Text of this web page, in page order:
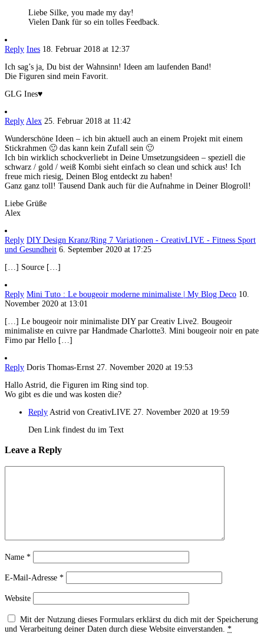
Liebe Silke, you made my day!
Vielen Dank für so ein tolles Feedback.
Reply Ines 18. Februar 2018 at 12:37
Ich sag’s ja, Du bist der Wahnsinn! Ideen am laufenden Band!
Die Figuren sind mein Favorit.
GLG Ines♥
Reply Alex 25. Februar 2018 at 11:42
Wunderschöne Ideen – ich bin aktuell auch an einem Projekt mit einem
Stickrahmen 🙂 das kann kein Zufall sein 🙂
Ich bin wirklich schockverliebt in Deine Umsetzungsideen – speziell die
schwarz / gold / weiß Kombi sieht einfach so clean und schick aus! Ich
freue mich riesig, Deinen Blog entdeckt zu haben!
Ganz ganz toll! Tausend Dank auch für die Aufnahme in Deiner Blogroll!
Liebe Grüße
Alex
Reply DIY Design Kranz/Ring 7 Variationen - CreativLIVE - Fitness Sport
und Gesundheit 6. September 2020 at 17:25
[…] Source […]
Reply Mini Tuto : Le bougeoir moderne minimaliste | My Blog Deco 10.
November 2020 at 13:01
[…] Le bougeoir noir minimaliste DIY par Creativ Live2. Bougeoir
minimaliste en cuivre par Handmade Charlotte3. Mini bougeoir noir en pate
Fimo par Hello […]
Reply Doris Thomas-Ernst 27. November 2020 at 19:53
Hallo Astrid, die Figuren im Ring sind top.
Wo gibt es die und was kosten die?
Reply Astrid von CreativLIVE 27. November 2020 at 19:59
Den Link findest du im Text
Leave a Reply
Name *
E-Mail-Adresse *
Website
Mit der Nutzung dieses Formulars erklärst du dich mit der Speicherung
und Verarbeitung deiner Daten durch diese Website einverstanden. *